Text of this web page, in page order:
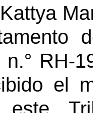
RH-
el
este